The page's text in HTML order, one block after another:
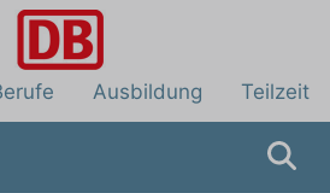
Ausbildung Teilzeit